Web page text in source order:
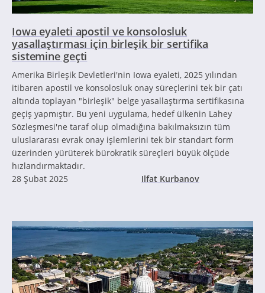
Iowa eyaleti apostil ve konsolosluk
yasallaştırması için birleşik bir sertifika
sistemine geçti
Amerika Birleşik Devletleri'nin Iowa eyaleti, 2025 yılından
itibaren apostil ve konsolosluk onay süreçlerini tek bir çatı
altında toplayan "birleşik" belge yasallaştırma sertifikasına
geçiş yapmıştır. Bu yeni uygulama, hedef ülkenin Lahey
Sözleşmesi'ne taraf olup olmadığına bakılmaksızın tüm
uluslararası evrak onay işlemlerini tek bir standart form
üzerinden yürüterek bürokratik süreçleri büyük ölçüde
hızlandırmaktadır.
28 Şubat 2025
Ilfat Kurbanov